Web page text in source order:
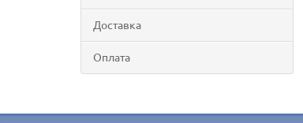
Доставка
Оплата